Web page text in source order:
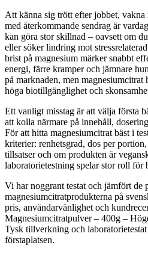
Att känna sig trött efter jobbet, vakna
med återkommande sendrag är
kan göra stor skillnad – oavsett om
eller söker lindring mot
brist på magnesium märker snabbt
energi, färre kramper och jämnare
på marknaden, men
höga biotillgänglighet och
Ett vanligt misstag är att välja första
att kolla närmare på innehåll,
För att hitta magnesiumcitrat bäst i
kriterier: renhetsgrad, dos per
tillsatser och om produkten är
laboratorietestning spelar stor roll för
Vi har noggrant testat och jämfört de
magnesiumcitratprodukterna på
pris, användarvänlighet och
Magnesiumcitratpulver – 400g –
Tysk tillverkning och
förstaplatsen.